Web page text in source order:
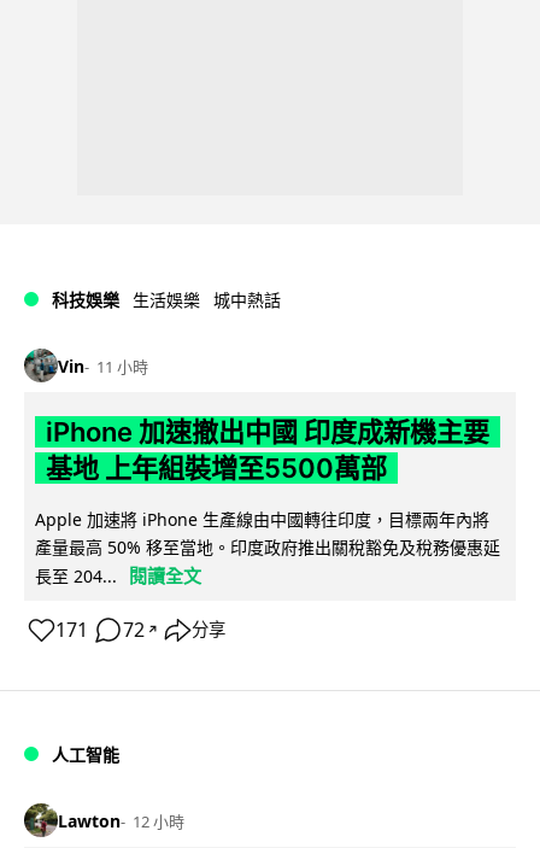
科技娛樂 生活娛樂 城中熱話
Vin 11 小時
iPhone 加速撤出中國 印度成新機主要
基地 上年組裝增至5500萬部
Apple 加速將 iPhone 生產線由中國轉往印度，目標兩年內將
產量最高 50% 移至當地。印度政府推出關稅豁免及稅務優惠延
長至 204...
閱讀全文
171 72 ↗ 分享
人工智能
Lawton 12 小時